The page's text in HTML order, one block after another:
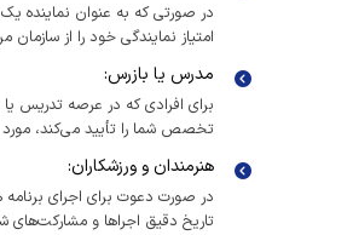
در صورتی که به عنوان نماینده
امتیاز نمایندگی خود را از
مدرس یا بازرس:
برای افرادی که در عرصه تدریس یا
تخصص شما را تأیید می‌کند، مورد
هنرمندان و ورزشکاران:
در صورت دعوت برای اجرای برنامه
تاریخ دقیق اجراها و مشارکت‌های